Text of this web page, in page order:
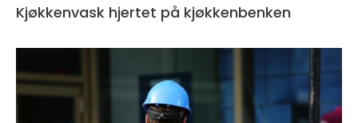
Kjøkkenvask hjertet på kjøkkenbenken